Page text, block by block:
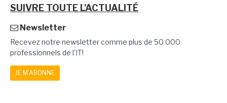
SUIVRE TOUTE L'ACTUALITÉ
Newsletter
Recevez notre newsletter comme plus de 50 000
professionnels de l'IT!
JE M'ABONNE